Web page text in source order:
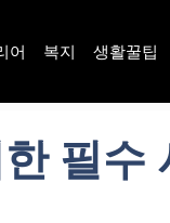
어 복지 생활꿀팁
필수